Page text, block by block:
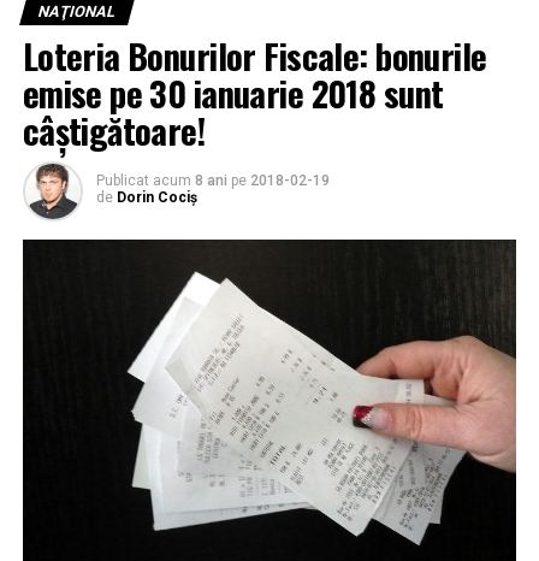
NAŢIONAL
Loteria Bonurilor Fiscale: bonurile
emise pe 30 ianuarie 2018 sunt
câştigătoare!
Publicat acum 8 ani pe 2018-02-19
de Dorin Cociș